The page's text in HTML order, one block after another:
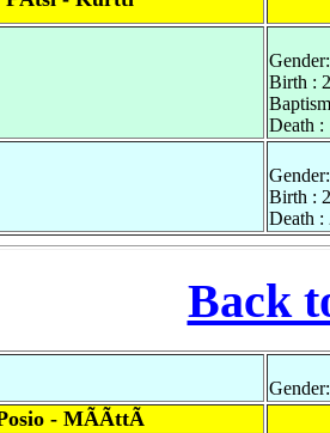
Birth :
Death :
Birth :
Death :
Back
- MÃÃttÃ